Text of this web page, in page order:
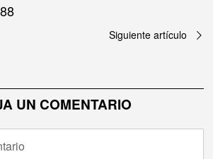
Siguiente artículo
UN COMENTARIO